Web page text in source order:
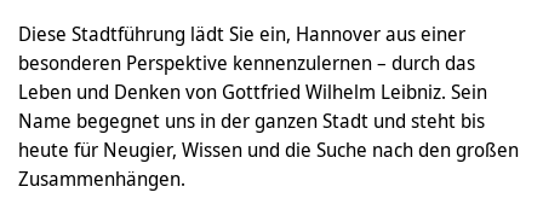
Diese Stadtführung lädt Sie ein, Hannover aus einer
besonderen Perspektive kennenzulernen – durch das
Leben und Denken von Gottfried Wilhelm Leibniz. Sein
Name begegnet uns in der ganzen Stadt und steht bis
heute für Neugier, Wissen und die Suche nach den großen
Zusammenhängen.